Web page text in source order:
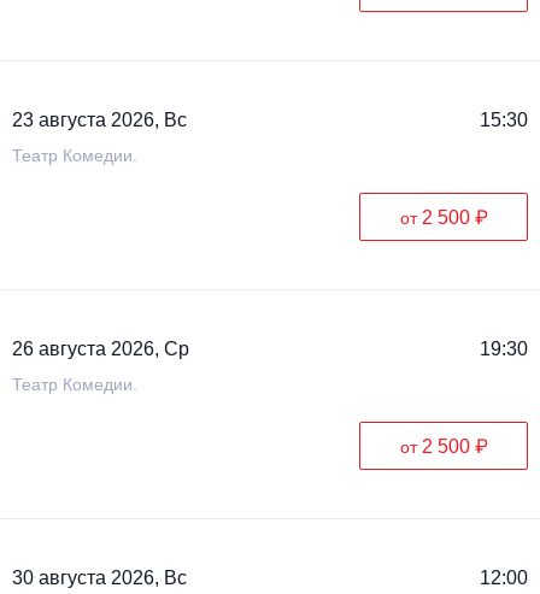
23 августа 2026, Вс 15:30
Театр Комедии.
от 2 500 ₽
26 августа 2026, Ср 19:30
Театр Комедии.
от 2 500 ₽
30 августа 2026, Вс 12:00